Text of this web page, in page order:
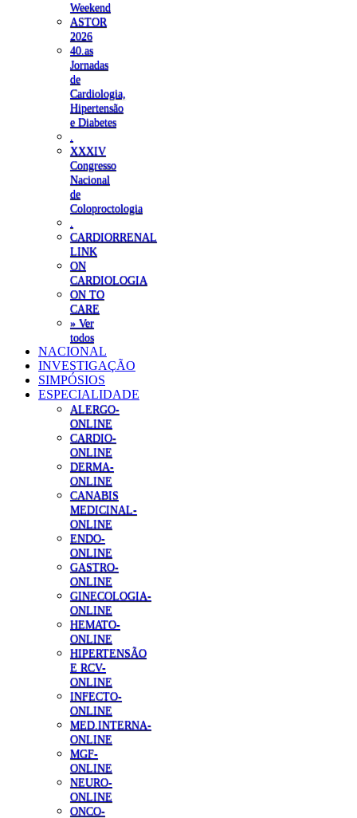
Weekend
ASTOR
2026
40.as
Jornadas
de
Cardiologia,
Hipertensão
e Diabetes
XXXIV
Congresso
Nacional
de
Coloproctologia
CARDIORRENAL
LINK
ON
CARDIOLOGIA
ON TO
CARE
» Ver
todos
NACIONAL
INVESTIGAÇÃO
SIMPÓSIOS
ESPECIALIDADE
ALERGO-
ONLINE
CARDIO-
ONLINE
DERMA-
ONLINE
CANABIS
MEDICINAL-
ONLINE
ENDO-
ONLINE
GASTRO-
ONLINE
GINECOLOGIA-
ONLINE
HEMATO-
ONLINE
HIPERTENSÃO
E RCV-
ONLINE
INFECTO-
ONLINE
MED.INTERNA-
ONLINE
MGF-
ONLINE
NEURO-
ONLINE
ONCO-